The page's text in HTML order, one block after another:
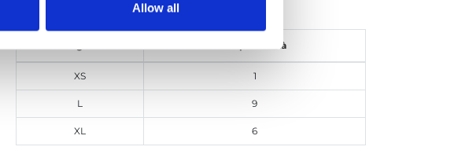
Allow all
Disponibilità
XS 1
L 9
XL 6